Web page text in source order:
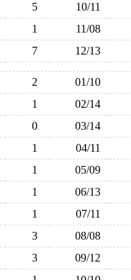
5
10/11
1
11/08
7 12/13
2
01/10
1
02/14
0
03/14
1
04/11
1
05/09
1
06/13
1
07/11
3
08/08
3
09/12